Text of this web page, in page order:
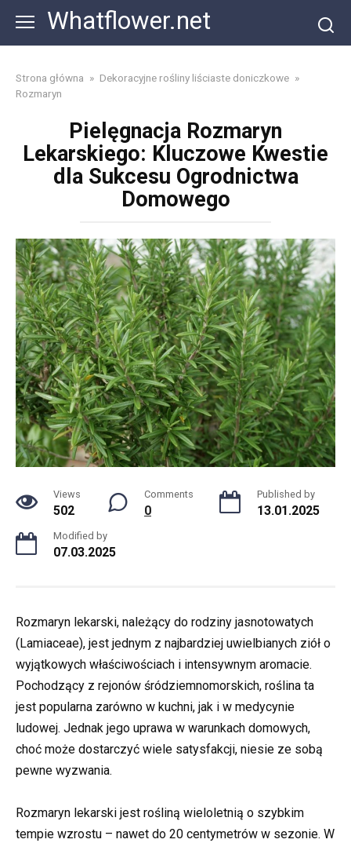
content
Whatflower.net
Strona główna » Dekoracyjne rośliny liściaste doniczkowe »
Rozmaryn
Pielęgnacja Rozmaryn
Lekarskiego: Kluczowe Kwestie
dla Sukcesu Ogrodnictwa
Domowego
Views
502
Comments
0
Published by
13.01.2025
Modified by
07.03.2025
Rozmaryn lekarski, należący do rodziny jasnotowatych
(Lamiaceae), jest jednym z najbardziej uwielbianych ziół o
wyjątkowych właściwościach i intensywnym aromacie.
Pochodzący z rejonów śródziemnomorskich, roślina ta
jest popularna zarówno w kuchni, jak i w medycynie
ludowej. Jednak jego uprawa w warunkach domowych,
choć może dostarczyć wiele satysfakcji, niesie ze sobą
pewne wyzwania.
Rozmaryn lekarski jest rośliną wieloletnią o szybkim
tempie wzrostu – nawet do 20 centymetrów w sezonie. W